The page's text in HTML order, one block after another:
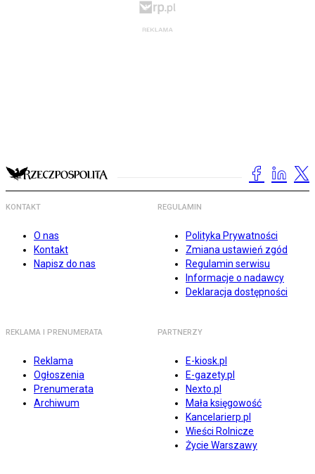
KONTAKT
O nas
Kontakt
Napisz do nas
REGULAMIN
Polityka Prywatności
Zmiana ustawień zgód
Regulamin serwisu
Informacje o nadawcy
Deklaracja dostępności
REKLAMA I PRENUMERATA
Reklama
Ogłoszenia
Prenumerata
Archiwum
PARTNERZY
E-kiosk.pl
E-gazety.pl
Nexto.pl
Mała księgowość
Kancelarierp.pl
Wieści Rolnicze
Życie Warszawy